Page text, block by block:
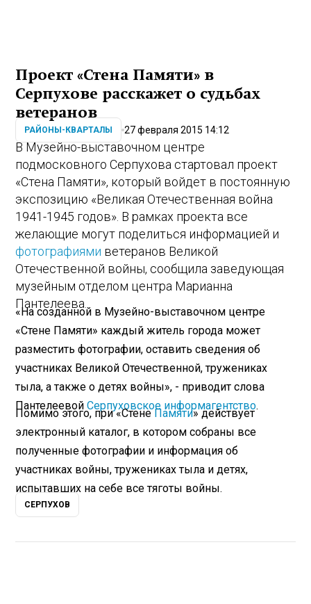
Проект «Стена Памяти» в
Серпухове расскажет о судьбах
ветеранов
РАЙОНЫ-КВАРТАЛЫ 27 февраля 2015 14:12
В Музейно-выставочном центре
подмосковного Серпухова стартовал проект
«Стена Памяти», который войдет в постоянную
экспозицию «Великая Отечественная война
1941-1945 годов». В рамках проекта все
желающие могут поделиться информацией и
фотографиями ветеранов Великой
Отечественной войны, сообщила заведующая
музейным отделом центра Марианна
Пантелеева.
«На созданной в Музейно-выставочном центре
«Стене Памяти» каждый житель города может
разместить фотографии, оставить сведения об
участниках Великой Отечественной, тружениках
тыла, а также о детях войны», - приводит слова
ПантелеевойСерпуховское информагентство.
Помимо этого, при «СтенеПамяти» действует
электронный каталог, в котором собраны все
полученные фотографии и информация об
участниках войны, тружениках тыла и детях,
испытавших на себе все тяготы войны.
СЕРПУХОВ